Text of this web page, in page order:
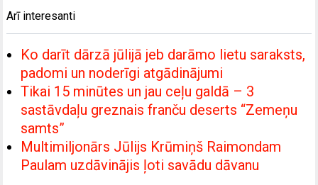
Arī interesanti
Ko darīt dārzā jūlijā jeb darāmo lietu saraksts,
padomi un noderīgi atgādinājumi
Tikai 15 minūtes un jau ceļu galdā – 3
sastāvdaļu greznais franču deserts “Zemeņu
samts”
Multimiljonārs Jūlijs Krūmiņš Raimondam
Paulam uzdāvinājis ļoti savādu dāvanu